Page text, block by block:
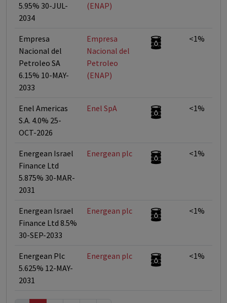
5.95% 30-JUL-
2034
(ENAP)
Empresa
Nacional del
Petroleo SA
6.15% 10-MAY-
2033
Empresa
Nacional del
Petroleo
(ENAP)
<1%
Enel Americas
S.A. 4.0% 25-
OCT-2026
Enel SpA <1%
Energean Israel
Finance Ltd
5.875% 30-MAR-
2031
Energean plc <1%
Energean Israel
Finance Ltd 8.5%
30-SEP-2033
Energean plc <1%
Energean Plc
5.625% 12-MAY-
2031
Energean plc <1%